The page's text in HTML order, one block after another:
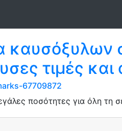
καυσόξυλων
τιμές και
67709872
ποσότητες για όλη τη